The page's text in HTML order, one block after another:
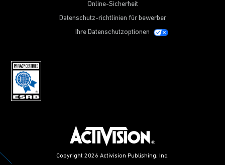
Online-Sicherheit
Datenschutz-richtlinien für bewerber
Ihre Datenschutzoptionen
Copyright 2026 Activision Publishing, Inc.